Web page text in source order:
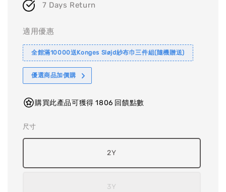
7 Days Return
適用優惠
全館滿10000送Konges Sløjd紗布巾三件組(隨機贈送)
優選商品加價購
購買此產品可獲得 1806 回饋點數
尺寸
2Y
3Y